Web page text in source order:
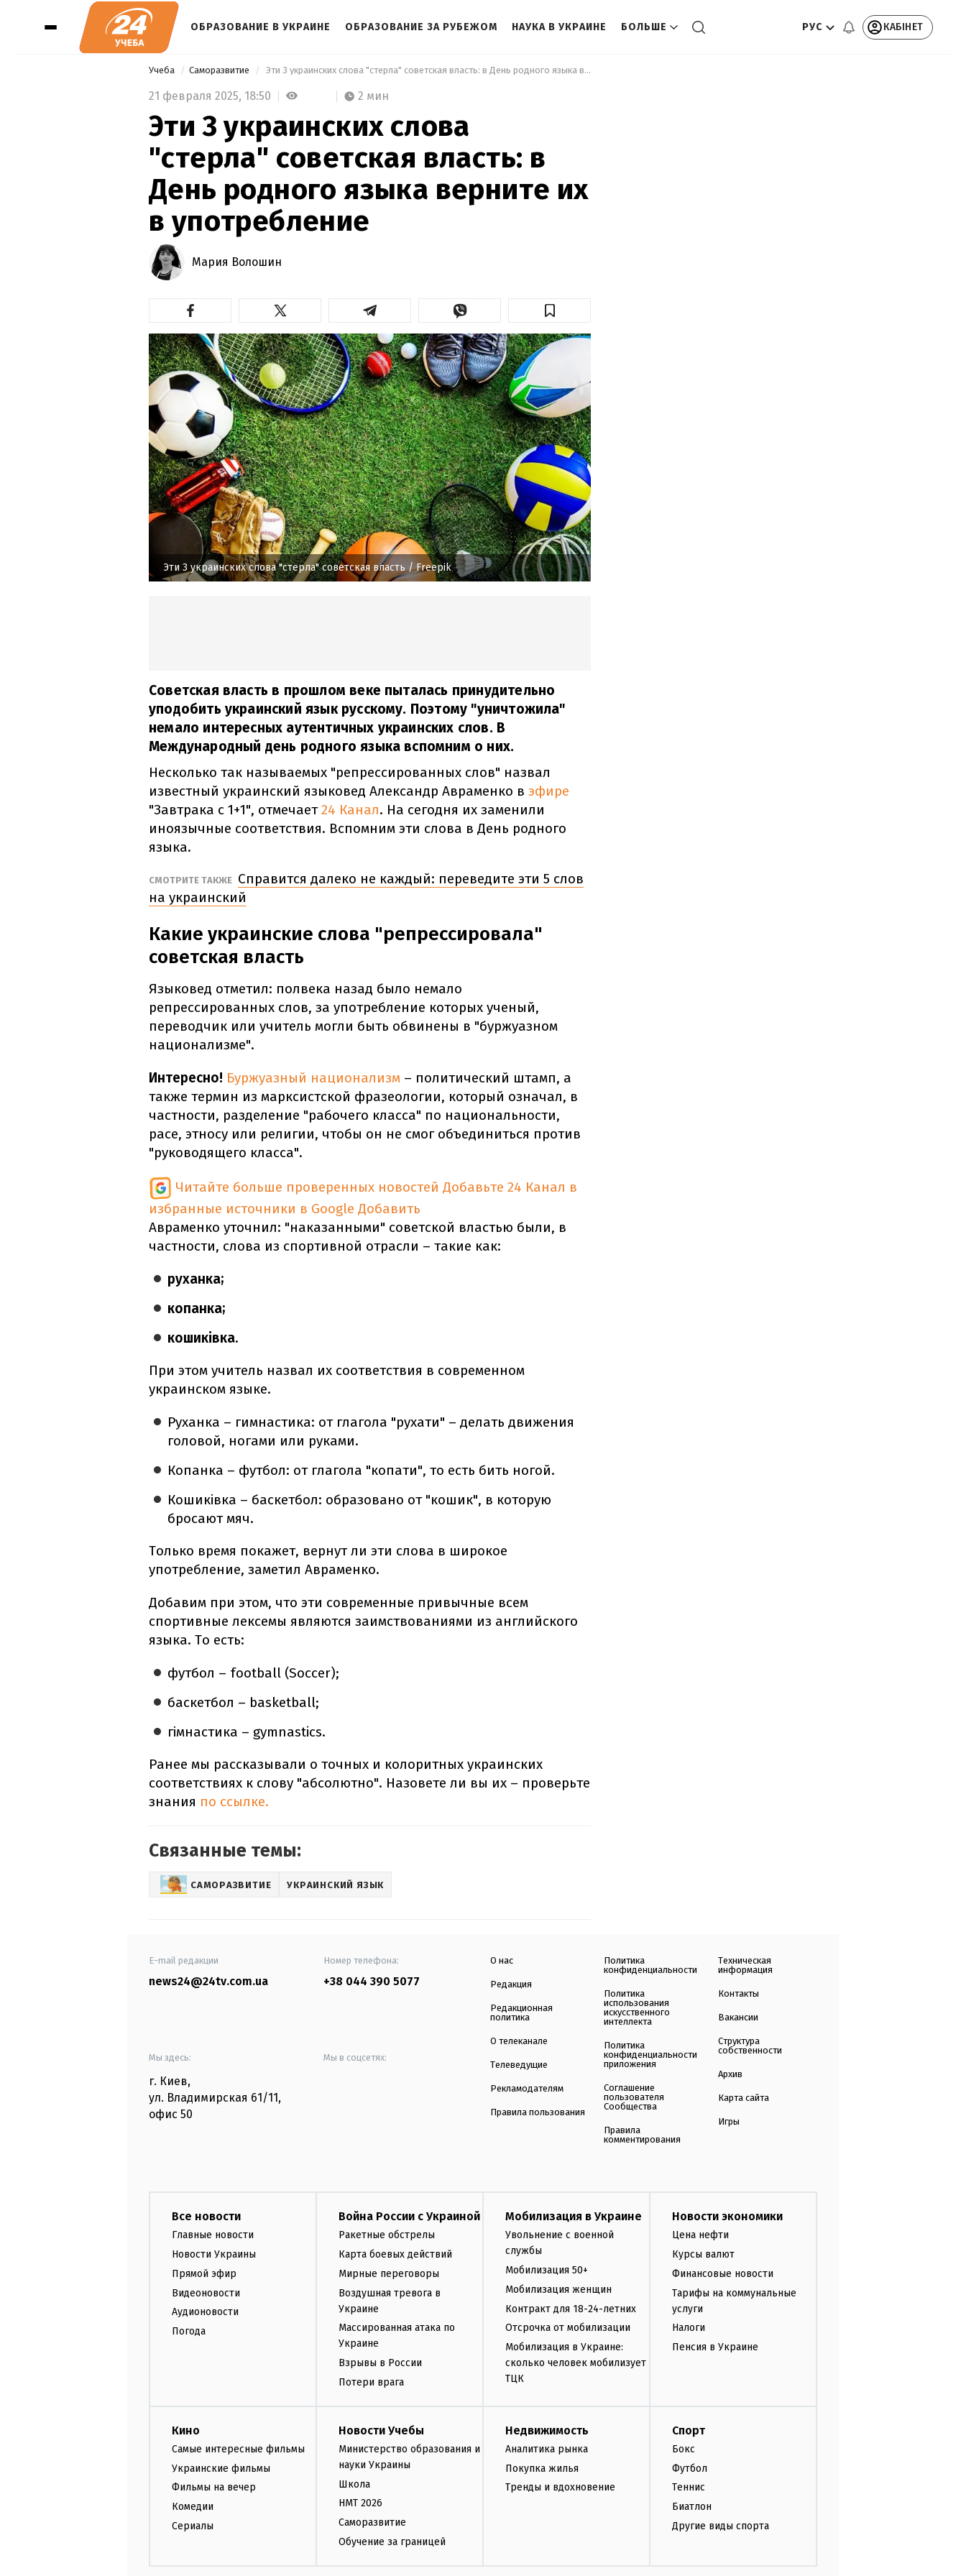
ОБРАЗОВАНИЕ В УКРАИНЕ ОБРАЗОВАНИЕ ЗА РУБЕЖОМ НАУКА В УКРАИНЕ БОЛЬШЕ РУС КАБІНЕТ
Учеба Саморазвитие Эти 3 украинских слова "стерла" советская власть: в День родного языка верните их в употребление
21 февраля 2025, 18:50 2 мин
Эти 3 украинских слова
"стерла" советская власть: в
День родного языка верните их
в употребление
Мария Волошин
Эти 3 украинских слова "стерла" советская власть/ Freepik
Советская власть в прошлом веке пыталась принудительно
уподобить украинский язык русскому. Поэтому "уничтожила"
немало интересных аутентичных украинских слов. В
Международный день родного языка вспомним о них.
Несколько так называемых "репрессированных слов" назвал
известный украинский языковед Александр Авраменко в эфире
"Завтрака с 1+1", отмечает24 Канал. На сегодня их заменили
иноязычные соответствия. Вспомним эти слова в День родного
языка.
СМОТРИТЕ ТАКЖЕ Справится далеко не каждый: переведите эти 5 слов
на украинский
Какие украинские слова "репрессировала"
советская власть
Языковед отметил: полвека назад было немало
репрессированных слов, за употребление которых ученый,
переводчик или учитель могли быть обвинены в "буржуазном
национализме".
Интересно! Буржуазный национализм – политический штамп, а
также термин из марксистской фразеологии, который означал, в
частности, разделение "рабочего класса" по национальности,
расе, этносу или религии, чтобы он не смог объединиться против
"руководящего класса".
Читайте больше проверенных новостей Добавьте 24 Канал в
избранные источники в Google Добавить
Авраменко уточнил: "наказанными" советской властью были, в
частности, слова из спортивной отрасли – такие как:
руханка;
копанка;
кошиківка.
При этом учитель назвал их соответствия в современном
украинском языке.
Руханка – гимнастика: от глагола "рухати" – делать движения
головой, ногами или руками.
Копанка – футбол: от глагола "копати", то есть бить ногой.
Кошиківка – баскетбол: образовано от "кошик", в которую
бросают мяч.
Только время покажет, вернут ли эти слова в широкое
употребление, заметил Авраменко.
Добавим при этом, что эти современные привычные всем
спортивные лексемы являются заимствованиями из английского
языка. То есть:
футбол – football (Soccer);
баскетбол – basketball;
гімнастика – gymnastics.
Ранее мы рассказывали о точных и колоритных украинских
соответствиях к слову "абсолютно". Назовете ли вы их – проверьте
знания по ссылке.
Связанные темы:
САМОРАЗВИТИЕ УКРАИНСКИЙ ЯЗЫК
E-mail редакции
news24@24tv.com.ua
Номер телефона:
+38 044 390 5077
Мы здесь:
г. Киев,
ул. Владимирская 61/11,
офис 50
Мы в соцсетях:
О нас
Редакция
Редакционная
политика
О телеканале
Телеведущие
Рекламодателям
Правила пользования
Политика
конфиденциальности
Политика
использования
искусственного
интеллекта
Политика
конфиденциальности
приложения
Соглашение
пользователя
Сообщества
Правила
комментирования
Техническая
информация
Контакты
Вакансии
Структура
собственности
Архив
Карта сайта
Игры
Все новости
Главные новости
Новости Украины
Прямой эфир
Видеоновости
Аудионовости
Погода
Война России с Украиной
Ракетные обстрелы
Карта боевых действий
Мирные переговоры
Воздушная тревога в
Украине
Массированная атака по
Украине
Взрывы в России
Потери врага
Мобилизация в Украине
Увольнение с военной
службы
Мобилизация 50+
Мобилизация женщин
Контракт для 18-24-летних
Отсрочка от мобилизации
Мобилизация в Украине:
сколько человек мобилизует
ТЦК
Новости экономики
Цена нефти
Курсы валют
Финансовые новости
Тарифы на коммунальные
услуги
Налоги
Пенсия в Украине
Кино
Самые интересные фильмы
Украинские фильмы
Фильмы на вечер
Комедии
Сериалы
Новости Учебы
Министерство образования и
науки Украины
Школа
НМТ 2026
Саморазвитие
Обучение за границей
Недвижимость
Аналитика рынка
Покупка жилья
Тренды и вдохновение
Спорт
Бокс
Футбол
Теннис
Биатлон
Другие виды спорта